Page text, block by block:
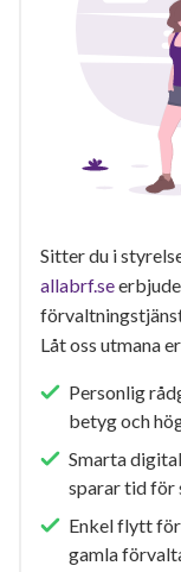
Sitter du i
allabrf.se
Låt oss utmana
Personlig
betyg och
Smarta
sparar tid för
Enkel flytt
gamla